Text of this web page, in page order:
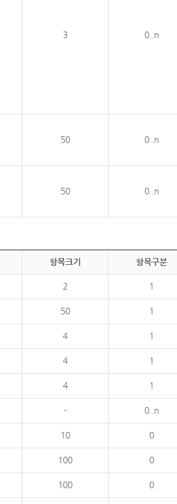
3 0..n
50 0..n
50 0..n
항목크기 항목구분
2 1
50 1
4 1
4 1
4 1
- 0..n
10 0
100 0
100 0